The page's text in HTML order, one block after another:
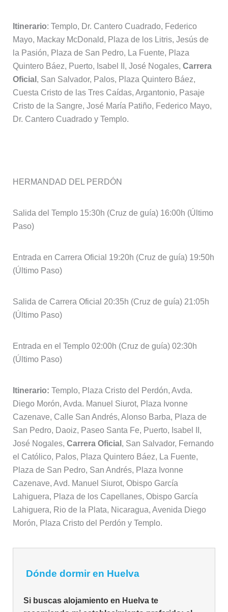
Itinerario: Templo, Dr. Cantero Cuadrado, Federico
Mayo, Mackay McDonald, Plaza de los Litris, Jesús de
la Pasión, Plaza de San Pedro, La Fuente, Plaza
Quintero Báez, Puerto, Isabel II, José Nogales, Carrera
Oficial , San Salvador, Palos, Plaza Quintero Báez,
Cuesta Cristo de las Tres Caídas, Argantonio, Pasaje
Cristo de la Sangre, José María Patiño, Federico Mayo,
Dr. Cantero Cuadrado y Templo.
HERMANDAD DEL PERDÓN
Salida del Templo 15:30h (Cruz de guía) 16:00h (Último
Paso)
Entrada en Carrera Oficial 19:20h (Cruz de guía) 19:50h
(Último Paso)
Salida de Carrera Oficial 20:35h (Cruz de guía) 21:05h
(Último Paso)
Entrada en el Templo 02:00h (Cruz de guía) 02:30h
(Último Paso)
Itinerario: Templo, Plaza Cristo del Perdón, Avda.
Diego Morón, Avda. Manuel Siurot, Plaza Ivonne
Cazenave, Calle San Andrés, Alonso Barba, Plaza de
San Pedro, Daoiz, Paseo Santa Fe, Puerto, Isabel II,
José Nogales, Carrera Oficial , San Salvador, Fernando
el Católico, Palos, Plaza Quintero Báez, La Fuente,
Plaza de San Pedro, San Andrés, Plaza Ivonne
Cazenave, Avd. Manuel Siurot, Obispo García
Lahiguera, Plaza de los Capellanes, Obispo García
Lahiguera, Rio de la Plata, Nicaragua, Avenida Diego
Morón, Plaza Cristo del Perdón y Templo.
Dónde dormir en Huelva
Si buscas alojamiento en Huelva te